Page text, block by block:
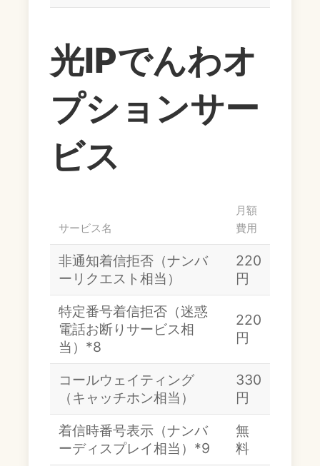
光IPでんわオ
プションサー
ビス
サービス名
月額
費用
非通知着信拒否（ナンバ
ーリクエスト相当）
220
円
特定番号着信拒否（迷惑
電話お断りサービス相
当）*8
220
円
コールウェイティング
（キャッチホン相当）
330
円
着信時番号表示（ナンバ
ーディスプレイ相当）*9
無
料